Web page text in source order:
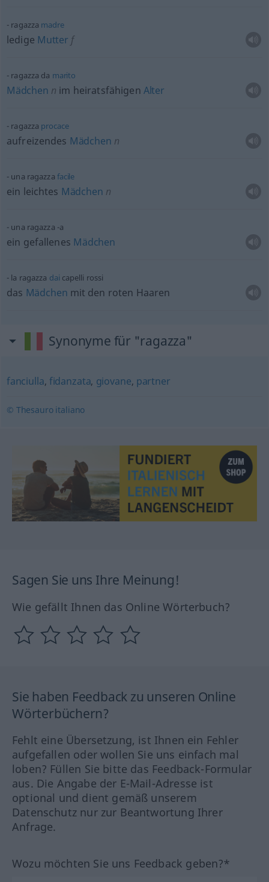
ragazza madre
ledige Mutter f
ragazza da marito
Mädchen n im heiratsfähigen Alter
ragazza procace
aufreizendes Mädchen n
una ragazza facile
ein leichtes Mädchen n
una ragazza -a
ein gefallenes Mädchen
la ragazza dai capelli rossi
das Mädchen mit den roten Haaren
Synonyme für "ragazza"
fanciulla, fidanzata, giovane, partner
© Thesauro italiano
Sagen Sie uns Ihre Meinung!
Wie gefällt Ihnen das Online Wörterbuch?
Sie haben Feedback zu unseren Online
Wörterbüchern?
Fehlt eine Übersetzung, ist Ihnen ein Fehler
aufgefallen oder wollen Sie uns einfach mal
loben? Füllen Sie bitte das Feedback-Formular
aus. Die Angabe der E-Mail-Adresse ist
optional und dient gemäß unserem
Datenschutz nur zur Beantwortung Ihrer
Anfrage.
Wozu möchten Sie uns Feedback geben?*